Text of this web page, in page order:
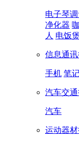
电子琴
净化器
人 电饭煲
信息通
手机 笔
汽车交
汽车
运动器